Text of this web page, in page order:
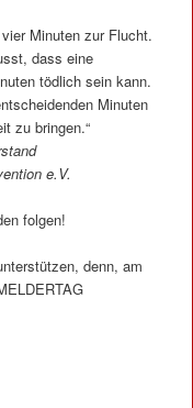
Minuten zur Flucht.
dass eine
tödlich sein kann.
Minuten
zu bringen.“
e.V.
folgen!
denn, am